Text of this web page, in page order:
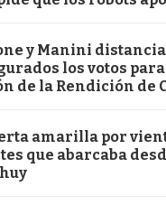
y Manini
los votos
de la Rendición de
amarilla por
que abarcaba